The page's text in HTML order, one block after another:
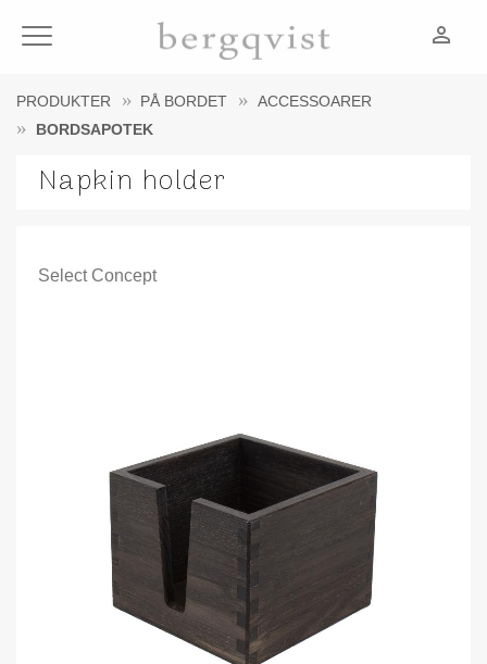
Meny person_outline
PRODUKTER PÅ BORDET
ACCESSOARER
BORDSAPOTEK
Napkin holder
Select Concept